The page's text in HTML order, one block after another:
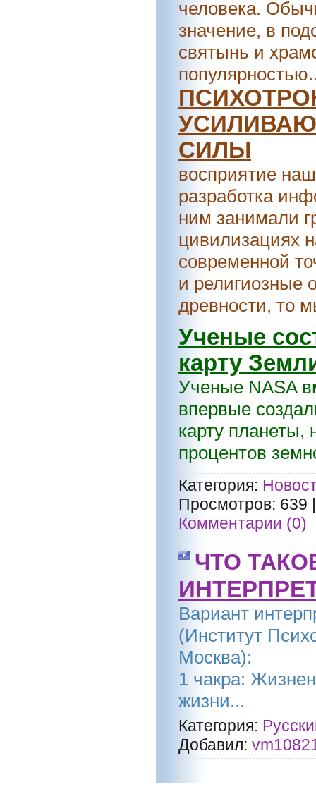
человека.
значение, в
святынь и
СИЛЫ
восприятие
разработка
ним занимали
цивилизациях
современной
и религиозные
древности, то
Ученые
карту
Ученые NASA
впервые
карту планеты,
процентов
Категория:
Просмотров: 639
Комментарии (0)
ЧТО
Вариант
(Институт
Москва):
1 чакра:
жизни...
Категория:
Добавил: